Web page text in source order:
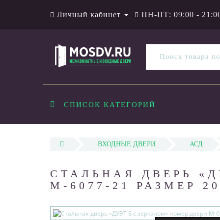
Личный кабинет ПН-ПТ: 09:00 -
СПИСОК КАТЕГОРИЙ
ВХОДНЫЕ ДВЕРИ АСД
СТАЛЬНАЯ ДВЕРЬ
М-6077-21 РАЗМЕР